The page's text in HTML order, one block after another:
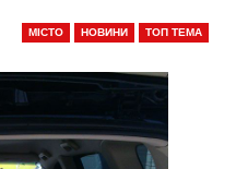
МІСТО НОВИНИ ТОП ТЕМА